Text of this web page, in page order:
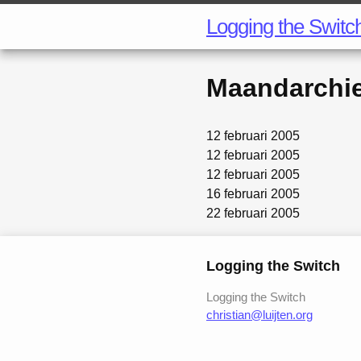
Logging the
12 februari 2005
12 februari 2005
12 februari 2005
16 februari 2005
22 februari 2005
Logging the Switch
Logging the Switch
christian@luijten.org